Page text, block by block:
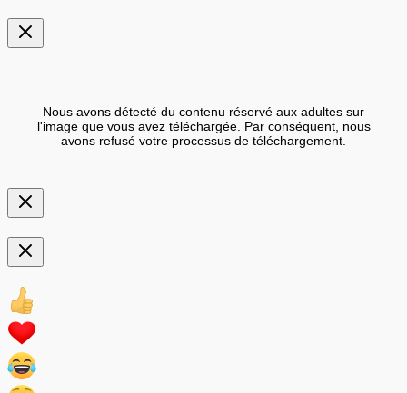
Nous avons détecté du contenu réservé aux adultes sur
l'image que vous avez téléchargée. Par conséquent, nous
avons refusé votre processus de téléchargement.